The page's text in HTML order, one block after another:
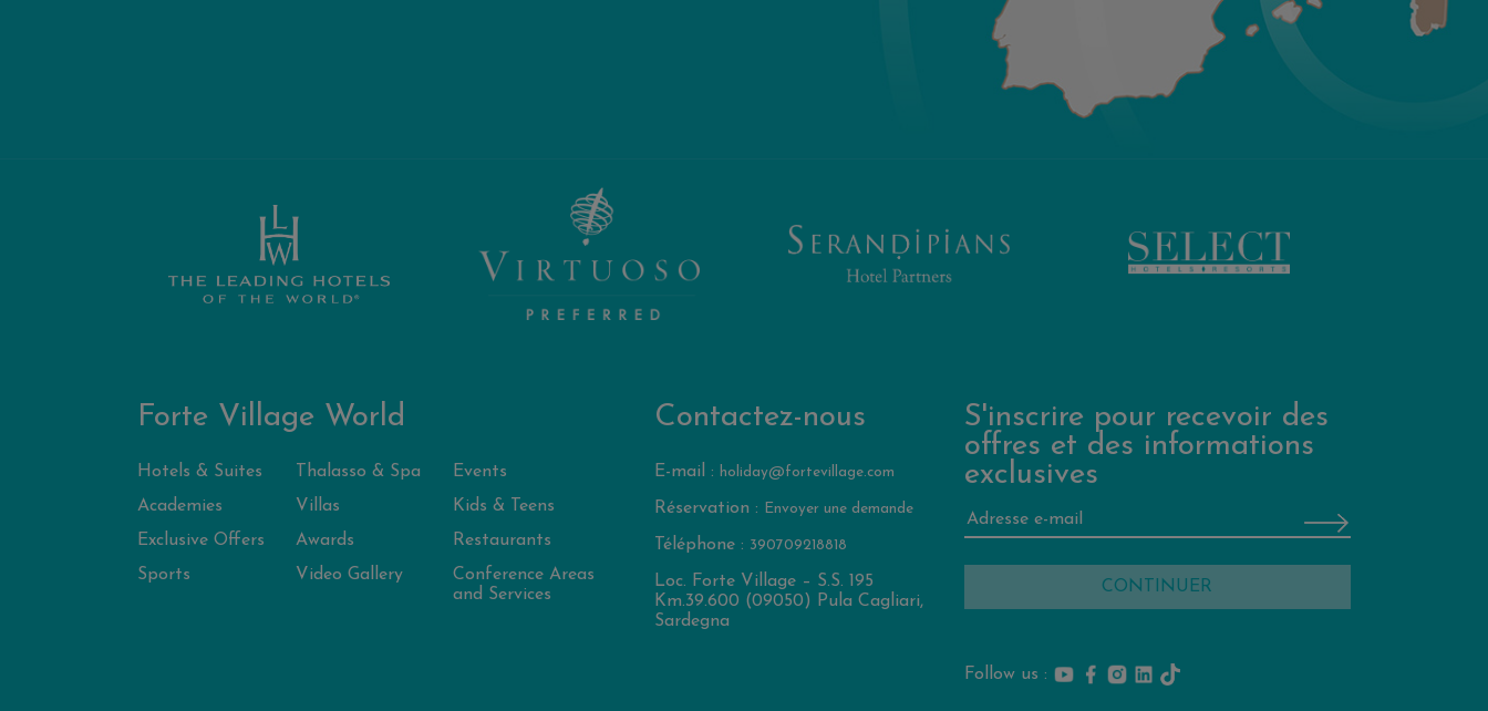
Forte Village World
Hotels & Suites Thalasso & Spa
Events
Academies
Villas
Kids & Teens
Exclusive Offers
Awards
Restaurants
Sports
Video Gallery
Conference Areas
and Services
Contactez-nous
E-mail : holiday@fortevillage.com
Réservation : Envoyer une demande
Téléphone : 390709218818
Loc. Forte Village – S.S. 195
Km.39.600 (09050) Pula Cagliari,
Sardegna
S'inscrire pour recevoir des
offres et des informations
exclusives
Follow us :